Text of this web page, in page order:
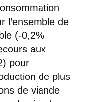
l’ensemble de
(-0,2%
aux
pour
de plus
de viande